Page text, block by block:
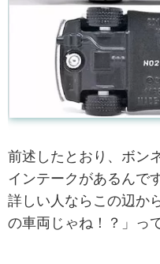
前述したとおり、ボン
インテークがあるんで
詳しい人ならこの辺か
の車両じゃね！？」っ